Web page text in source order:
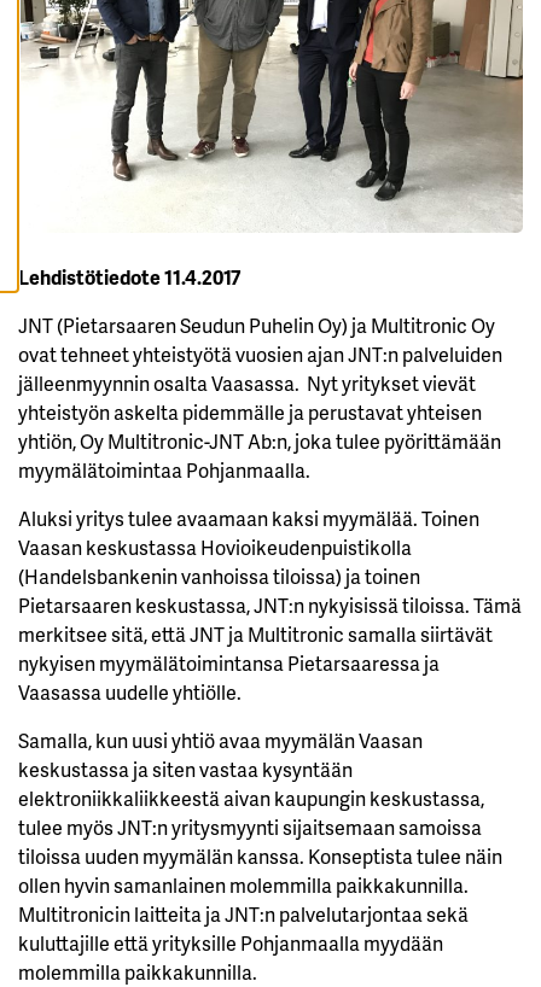
K
A
I
K
K
Lehdistötiedote 11.4.2017
JNT (Pietarsaaren Seudun Puhelin Oy) ja Multitronic Oy
ovat tehneet yhteistyötä vuosien ajan JNT:n palveluiden
jälleenmyynnin osalta Vaasassa. Nyt yritykset vievät
yhteistyön askelta pidemmälle ja perustavat yhteisen
yhtiön, Oy Multitronic-JNT Ab:n, joka tulee pyörittämään
myymälätoimintaa Pohjanmaalla.
Aluksi yritys tulee avaamaan kaksi myymälää. Toinen
Vaasan keskustassa Hovioikeudenpuistikolla
(Handelsbankenin vanhoissa tiloissa) ja toinen
Pietarsaaren keskustassa, JNT:n nykyisissä tiloissa. Tämä
merkitsee sitä, että JNT ja Multitronic samalla siirtävät
nykyisen myymälätoimintansa Pietarsaaressa ja
Vaasassa uudelle yhtiölle.
Samalla, kun uusi yhtiö avaa myymälän Vaasan
keskustassa ja siten vastaa kysyntään
elektroniikkaliikkeestä aivan kaupungin keskustassa,
tulee myös JNT:n yritysmyynti sijaitsemaan samoissa
tiloissa uuden myymälän kanssa. Konseptista tulee näin
ollen hyvin samanlainen molemmilla paikkakunnilla.
Multitronicin laitteita ja JNT:n palvelutarjontaa sekä
kuluttajille että yrityksille Pohjanmaalla myydään
molemmilla paikkakunnilla.